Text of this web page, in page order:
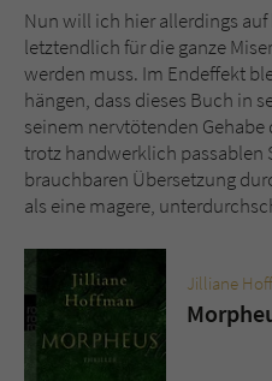
Nun will ich hier allerdings
letztendlich für die ganze
werden muss. Im Endeffekt
hängen, dass dieses Buch in
seinem nervtötenden
trotz handwerklich passablen
brauchbaren Übersetzung
als eine magere,
Jilliane